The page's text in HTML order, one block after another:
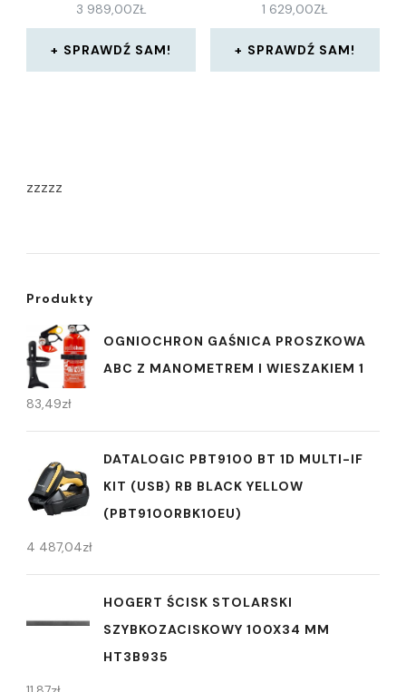
3 989,00ZŁ
SPRAWDŹ SAM!
1 629,00ZŁ
SPRAWDŹ SAM!
zzzzz
Produkty
OGNIOCHRON GAŚNICA PROSZKOWA
ABC Z MANOMETREM I WIESZAKIEM 1
83,49zł
DATALOGIC PBT9100 BT 1D MULTI-IF
KIT (USB) RB BLACK YELLOW
(PBT9100RBK10EU)
4 487,04zł
HOGERT ŚCISK STOLARSKI
SZYBKOZACISKOWY 100X34 MM
HT3B935